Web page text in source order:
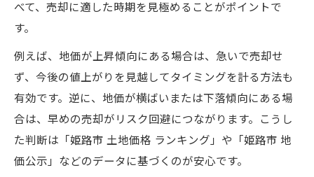
べて、売却に適した時期を見極めることがポイントで
す。
例えば、地価が上昇傾向にある場合は、急いで売却せ
ず、今後の値上がりを見越してタイミングを計る方法も
有効です。逆に、地価が横ばいまたは下落傾向にある場
合は、早めの売却がリスク回避につながります。こうし
た判断は「姫路市 土地価格 ランキング」や「姫路市 地
価公示」などのデータに基づくのが安心です。